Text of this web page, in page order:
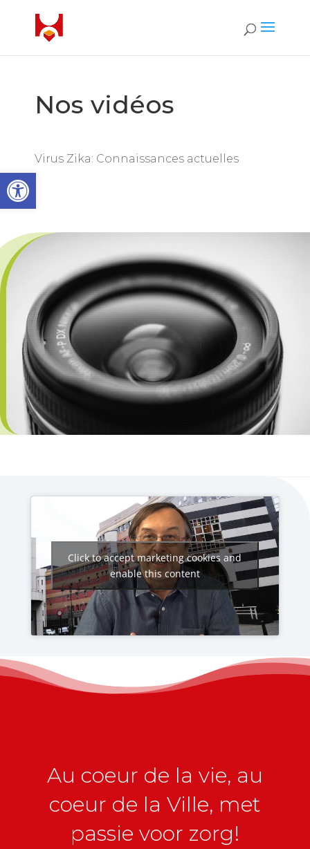
Open toolbar
Nos vidéos
Virus Zika: Connaissances actuelles
Click to accept marketing cookies and
enable this content
Au coeur de la vie, au
coeur de la Ville, met
passie voor zorg!